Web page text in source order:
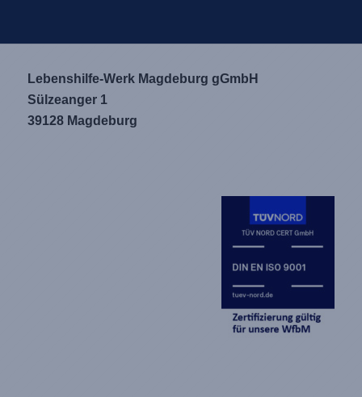
Lebenshilfe-Werk Magdeburg gGmbH
Sülzeanger 1
39128 Magdeburg